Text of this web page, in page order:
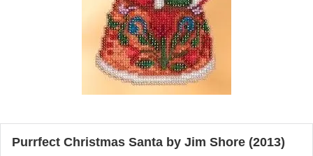
Purrfect Christmas Santa by Jim Shore (2013)